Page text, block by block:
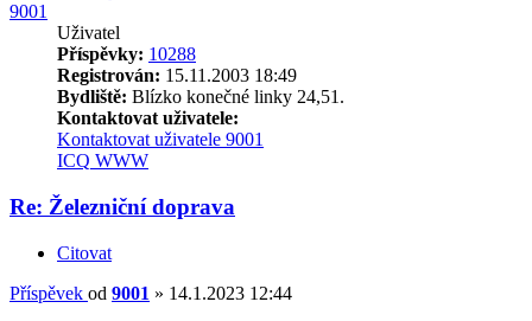
9001
Uživatel
Příspěvky: 10288
Registrován: 15.11.2003 18:49
Bydliště: Blízko konečné linky 24,51.
Kontaktovat uživatele:
Kontaktovat uživatele 9001
ICQ WWW
Re: Železniční doprava
Citovat
Příspěvek od 9001 » 14.1.2023 12:44